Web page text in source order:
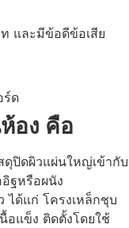
และมีข้อดีข้อเสีย
อง คือ
ดุปิดผิวแผ่นใหญ่เข้ากับ
ฐหรือผนัง
ได้แก่ โครงเหล็กชุบ
อแข็ง ติดตั้งโดยใช้